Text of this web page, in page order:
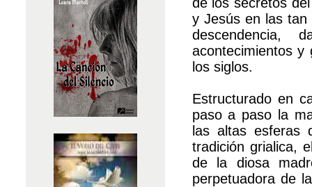
y Jesús en las tan
descendencia,
acontecimientos
los siglos.
Estructurado en
paso a paso la
las altas esferas
tradición grialica,
de la diosa
perpetuadora de